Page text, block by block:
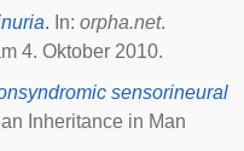
. In: orpha.net.
4. Oktober 2010.
sensorineural
Inheritance in Man